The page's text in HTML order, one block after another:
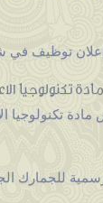
توظيف في